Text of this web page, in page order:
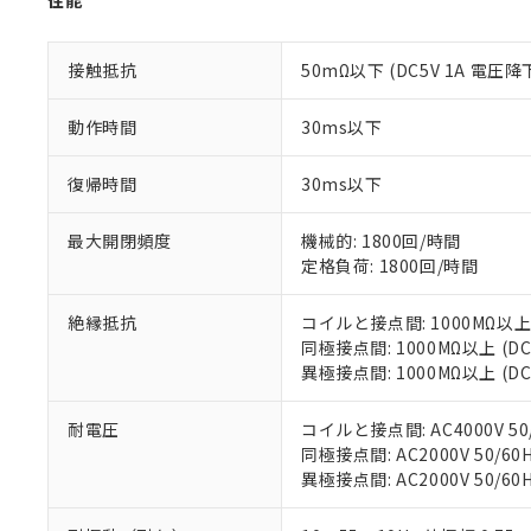
接触抵抗 50mΩ以下 (DC5V 1A 電圧降
動作時間 30ms以下
復帰時間 30ms以下
最大開閉頻度
機械的: 1800回/時間
定格負荷: 1800回/時間
絶縁抵抗
コイルと接点間: 1000MΩ以
同極接点間: 1000MΩ以上
異極接点間: 1000MΩ以上
耐電圧
コイルと接点間: AC4000V
同極接点間: AC2000V 50/
異極接点間: AC2000V 50/
在庫状況お
のであり、
す。
マイパーツ
ている必要が
お客様が当
が、当社の
さい。
※当社の共
いる法人を指
ル（DBP） 1000ppm
フタル酸エステル類の
※3 非含有証明
下記の非含有証明
51物質の非含有証
※本証明書は発行
また、RoHS指令
混在することから
Cr(Ⅵ)(六価クロム) :
DBP(フタル酸ジブチ
DEHP(フタル酸ビス(2-
「10」：通常の使
味します。
「－」：未確認で
当社は規制
ます。
当社は貴社
一定数